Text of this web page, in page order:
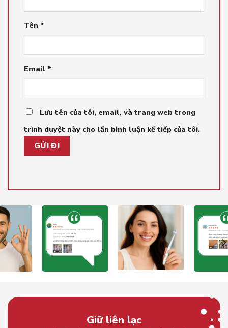
Tên *
Email *
Lưu tên của tôi, email, và trang web trong
trình duyệt này cho lần bình luận kế tiếp của tôi.
Giữ liên lạc